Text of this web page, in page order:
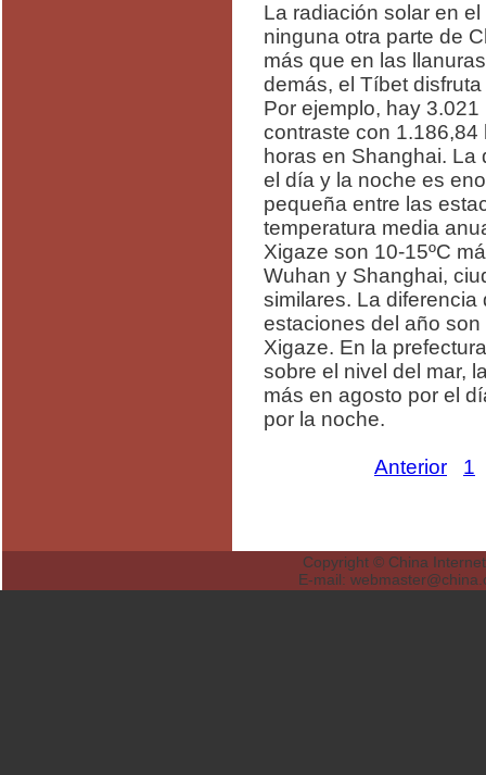
La radiación solar en
ninguna otra parte de
más que en las
demás, el Tíbet
Por ejemplo, hay
contraste con
horas en Shanghai. La
el día y la noche es
pequeña entre las
temperatura media
Xigaze son 10-15ºC
Wuhan y Shanghai,
similares. La diferencia
estaciones del año
Xigaze. En la
sobre el nivel del mar,
más en agosto por el
por la noche.
Anterior 1
Copyright © China
E-mail: